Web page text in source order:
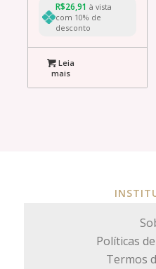
R$26,91 à vista
com 10% de
desconto
Leia
mais
Políticas
Termos